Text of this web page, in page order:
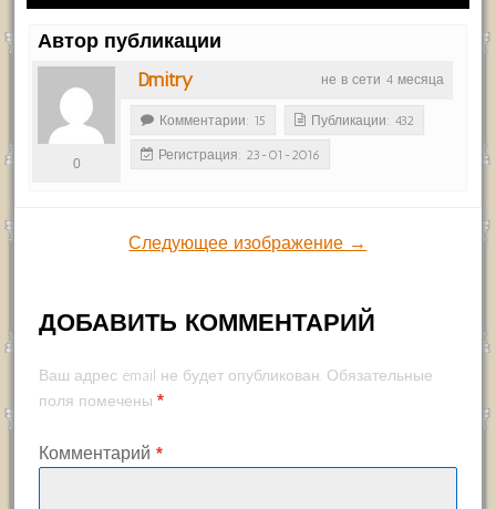
Автор публикации
не в сети 4 месяца
Dmitry
0
Комментарии: 15 Публикации: 432
Регистрация: 23-01-2016
Следующее изображение →
ДОБАВИТЬ КОММЕНТАРИЙ
Ваш адрес email не будет опубликован. Обязательные
поля помечены *
Комментарий *